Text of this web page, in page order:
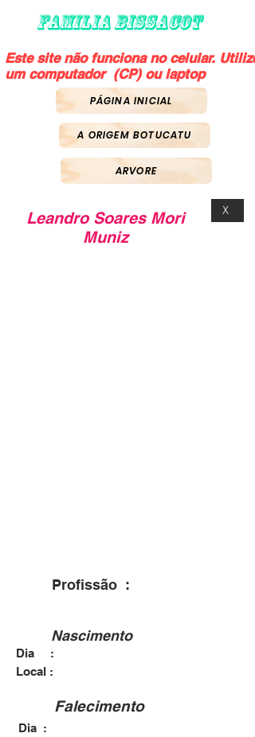
FAMILIA BISSACOT
Este site não funciona no celular. Utilize
um computador (CP) ou laptop
PÁGINA INICIAL
A ORIGEM BOTUCATU
ARVORE
Leandro Soares Mori
Muniz
X
Nascimento
Dia :
Profissão :
Dia :
Falecimento
Local :